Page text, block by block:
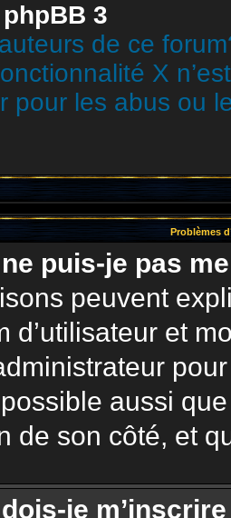
3
de ce
X
pour les abus ou
Problèmes
puis-je pas
peuvent
d’utilisateur et
aussi
de son côté, et
je